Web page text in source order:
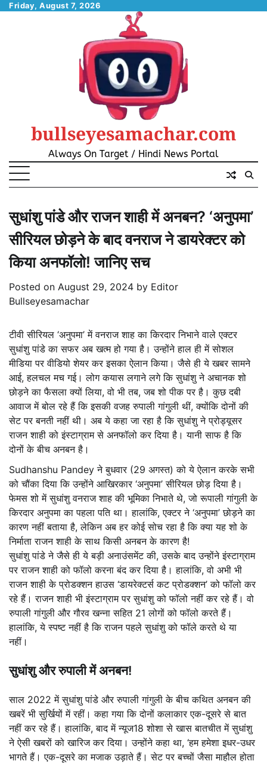
SkipFriday, August 7, 2026
bullseyesamachar.com
Always On Target / Hindi News Portal
सुधांशु पांडे और राजन शाही में अनबन? ‘अनुपमा’
सीरियल छोड़ने के बाद वनराज ने डायरेक्टर को
किया अनफॉलो! जानिए सच
Posted on August 29, 2024 by Editor
Bullseyesamachar
टीवी सीरियल ‘अनुपमा’ में वनराज शाह का किरदार निभाने वाले एक्टर
सुधांशु पांडे का सफर अब खत्म हो गया है। उन्होंने हाल ही में सोशल
मीडिया पर वीडियो शेयर कर इसका ऐलान किया। जैसे ही ये खबर सामने
आई, हलचल मच गई। लोग कयास लगाने लगे कि सुधांशु ने अचानक शो
छोड़ने का फैसला क्यों लिया, वो भी तब, जब शो पीक पर है। कुछ दबी
आवाज में बोल रहे हैं कि इसकी वजह रुपाली गांगुली थीं, क्योंकि दोनों की
सेट पर बनती नहीं थी। अब ये कहा जा रहा है कि सुधांशु ने प्रोड्यूसर
राजन शाही को इंस्टाग्राम से अनफॉलो कर दिया है। यानी साफ है कि
दोनों के बीच अनबन है।
Sudhanshu Pandey ने बुधवार (29 अगस्त) को ये ऐलान करके सभी
को चौंका दिया कि उन्होंने आखिरकार ‘अनुपमा’ सीरियल छोड़ दिया है।
फेमस शो में सुधांशु वनराज शाह की भूमिका निभाते थे, जो रूपाली गांगुली के
किरदार अनुपमा का पहला पति था। हालांकि, एक्टर ने ‘अनुपमा’ छोड़ने का
कारण नहीं बताया है, लेकिन अब हर कोई सोच रहा है कि क्या यह शो के
निर्माता राजन शाही के साथ किसी अनबन के कारण है!
सुधांशु पांडे ने जैसे ही ये बड़ी अनाउंसमेंट की, उसके बाद उन्होंने इंस्टाग्राम
पर राजन शाही को फॉलो करना बंद कर दिया है। हालांकि, वो अभी भी
राजन शाही के प्रोडक्शन हाउस ‘डायरेक्टर्स कट प्रोडक्शन’ को फॉलो कर
रहे हैं। राजन शाही भी इंस्टाग्राम पर सुधांशु को फॉलो नहीं कर रहे हैं। वो
रुपाली गांगुली और गौरव खन्ना सहित 21 लोगों को फॉलो करते हैं।
हालांकि, ये स्पष्ट नहीं है कि राजन पहले सुधांशु को फॉले करते थे या
नहीं।
सुधांशु और रुपाली में अनबन!
साल 2022 में सुधांशु पांडे और रुपाली गांगुली के बीच कथित अनबन की
खबरें भी सुर्खियों में रहीं। कहा गया कि दोनों कलाकार एक-दूसरे से बात
नहीं कर रहे हैं। हालांकि, बाद में न्यूज18 शोशा से खास बातचीत में सुधांशु
ने ऐसी खबरों को खारिज कर दिया। उन्होंने कहा था, ‘हम हमेशा इधर-उधर
भागते हैं। एक-दूसरे का मजाक उड़ाते हैं। सेट पर बच्चों जैसा माहौल होता